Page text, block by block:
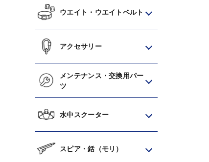
ウエイト・ウエイトベルト
アクセサリー
メンテナンス・交換用パー
ツ
水中スクーター
スピア・銛（モリ）